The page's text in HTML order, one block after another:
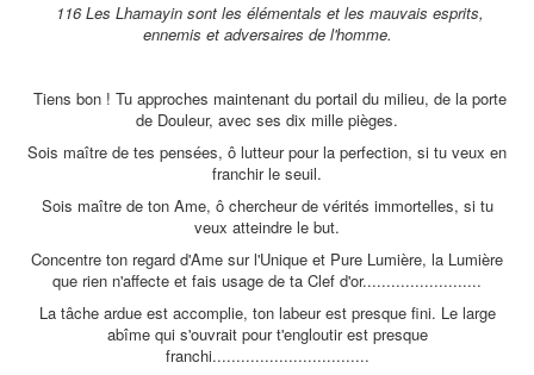
116 Les Lhamayin sont les élémentals et les mauvais esprits,
ennemis et adversaires de l'homme.
Tiens bon ! Tu approches maintenant du portail du milieu, de la porte
de Douleur, avec ses dix mille pièges.
Sois maître de tes pensées, ô lutteur pour la perfection, si tu veux en
franchir le seuil.
Sois maître de ton Ame, ô chercheur de vérités immortelles, si tu
veux atteindre le but.
Concentre ton regard d'Ame sur l'Unique et Pure Lumière, la Lumière
que rien n'affecte et fais usage de ta Clef d'or.........................
La tâche ardue est accomplie, ton labeur est presque fini. Le large
abîme qui s'ouvrait pour t'engloutir est presque
franchi.................................